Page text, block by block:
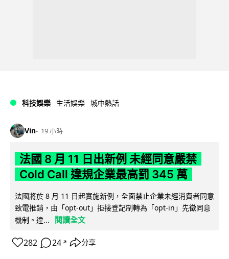
科技娛樂 生活娛樂 城中熱話
Vin 19 小時
法國 8 月 11 日出新例 未經同意嚴禁
Cold Call 違規企業最高罰 345 萬
法國將於 8 月 11 日起實施新例，全面禁止企業未經消費者同意
致電推銷，由「opt-out」拒接登記制轉為「opt-in」先徵同意
機制。違...
閱讀全文
282 24 ↗ 分享